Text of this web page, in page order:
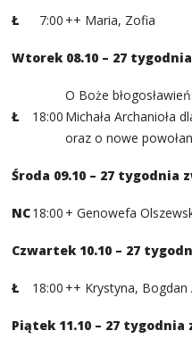
Ł 7:00 ++ Maria, Zofia
Wtorek 08.10 – 27
Ł 18:00
O Boże
Michała Archanioła
oraz o nowe
Środa 09.10 – 27 tygodnia
NC18:00 + Genowefa
Czwartek 10.10 – 27
Ł 18:00 ++ Krystyna, Bogdan
Piątek 11.10 – 27 tygodnia